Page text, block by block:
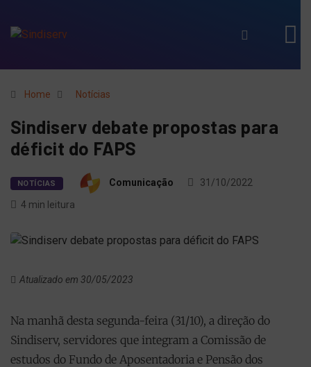
Home Notícias
Sindiserv debate propostas para
déficit do FAPS
NOTÍCIAS Comunicação
31/10/2022
4 min leitura
Atualizado em 30/05/2023
Na manhã desta segunda-feira (31/10), a direção do
Sindiserv, servidores que integram a Comissão de
estudos do Fundo de Aposentadoria e Pensão dos